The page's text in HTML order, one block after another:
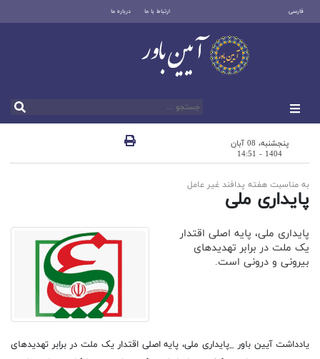
فارسی ارتباط با ما درباره ما
پنجشنبه، 08 آبان
1404 - 14:51
به مناسبت هفته پدافند غیر عامل
پایداری ملی
پایداری ملی، پایه اصلی اقتدار
یک ملت در برابر تهدیدهای
بیرونی و درونی است.
یادداشت آیین باور _پایداری ملی، پایه اصلی اقتدار یک ملت در برابر تهدیدهای